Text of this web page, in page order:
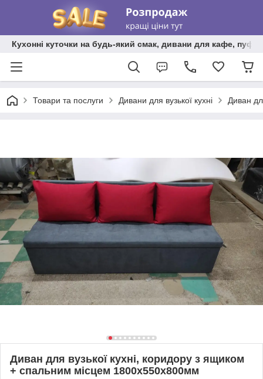
Кухонні куточки на будь-який смак, дивани для кафе,
Товари та послуги Дивани для вузької кухні Диван
Диван для вузької кухні, коридору з ящиком
+ спальним місцем 1800х550х800мм